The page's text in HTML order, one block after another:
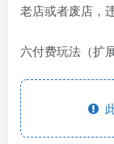
老店或者废店，
六付费玩法（扩
此